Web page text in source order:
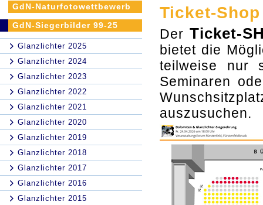
GdN-Naturfotowettbewerb
GdN-Siegerbilder 99-25
Glanzlichter 2025
Glanzlichter 2024
Glanzlichter 2023
Glanzlichter 2022
Glanzlichter 2021
Glanzlichter 2020
Glanzlichter 2019
Glanzlichter 2018
Glanzlichter 2017
Glanzlichter 2016
Glanzlichter 2015
Ticket-
DerTicket-
bietet die
teilweise nur
Seminaren
auszusuchen.